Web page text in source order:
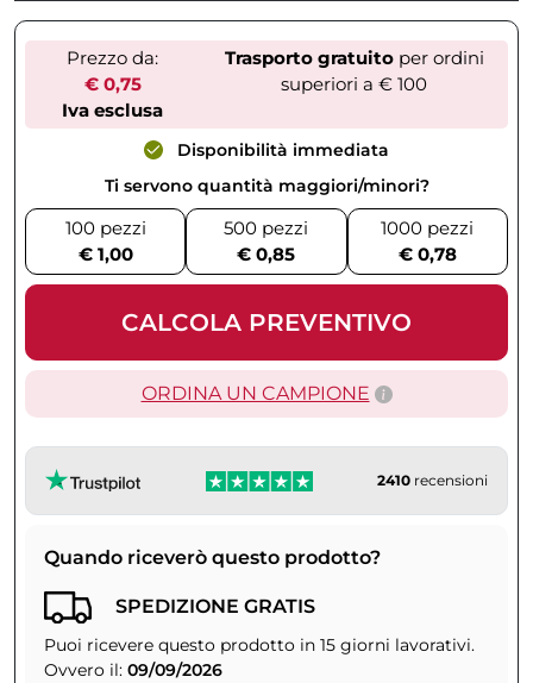
Prezzo da:
€ 0,75
Iva esclusa
Trasporto gratuitoper ordini
superiori a € 100
Disponibilità immediata
Ti servono quantità maggiori/minori?
100 pezzi
€ 1,00
500 pezzi
€ 0,85
1000 pezzi
€ 0,78
CALCOLA PREVENTIVO
ORDINA UN CAMPIONE
2410 recensioni
Quando riceverò questo prodotto?
SPEDIZIONE GRATIS
Puoi ricevere questo prodotto in 15 giorni lavorativi.
Ovvero il: 09/09/2026